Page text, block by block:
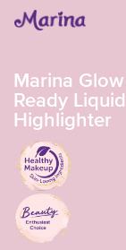
Marina Glow
Ready Liquid
Highlighter